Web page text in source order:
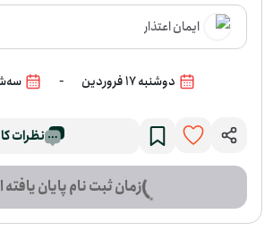
ریم و هم به افرادی که بتوانند در برگزاری رویدادهای
است که مطالب منتشر شده، معتبر، کاربردی و با ذکر منبع
ایمان اعتذار
دوشنبه 17 فروردین -
نظرات
زمان ثبت نام پایان